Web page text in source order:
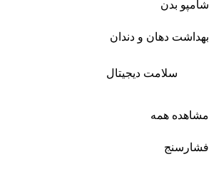
شامپو بدن
بهداشت دهان و دندان
سلامت دیجیتال
مشاهده همه
فشارسنج